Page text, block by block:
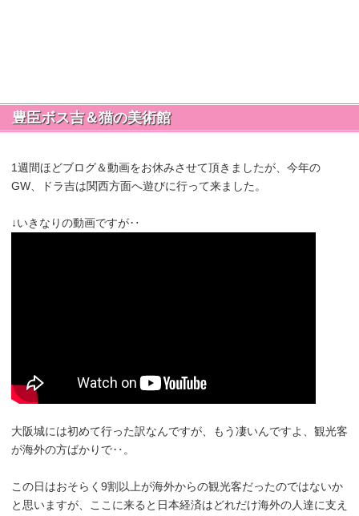
豊臣ボス吉＆猫の美術館
1週間ほどブログ＆動画をお休みさせて頂きましたが、今年の
GW、ドラ吉は関西方面へ遊びに行って来ました。
↓いきなりの動画ですが‥
大阪城には初めて行った訳なんですが、もう凄いんですよ、観光客
が海外の方ばかりで‥。
この日はおそらく9割以上が海外からの観光客だったのではないか
と思いますが、ここに来ると日本経済はどれだけ海外の人達に支え